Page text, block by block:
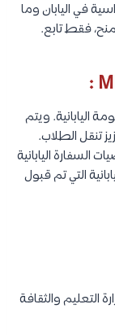
في اليابان وما
فقط تابع.
:
اليابانية. ويتم
تنقل الطلاب.
السفارة اليابانية
التي تم قبول
التعليم والثقافة